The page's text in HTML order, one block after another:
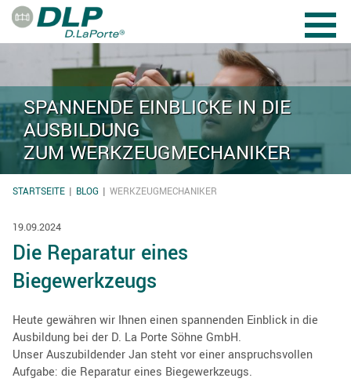
Direkt zum Inhalt
SPANNENDE EINBLICKE IN DIE
AUSBILDUNG
ZUM WERKZEUGMECHANIKER
STARTSEITE BLOG WERKZEUGMECHANIKER
19.09.2024
Die Reparatur eines
Biegewerkzeugs
Heute gewähren wir Ihnen einen spannenden Einblick in die
Ausbildung bei der D. La Porte Söhne GmbH.
Unser Auszubildender Jan steht vor einer anspruchsvollen
Aufgabe: die Reparatur eines Biegewerkzeugs.